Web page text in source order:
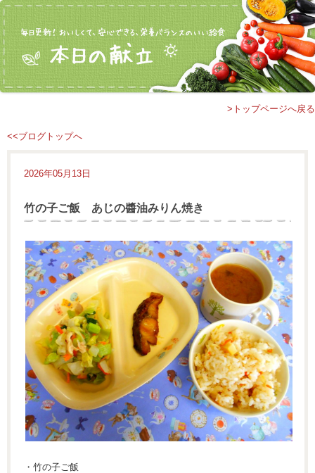
>トップページへ戻る
<<ブログトップへ
2026年05月13日
竹の子ご飯 あじの醬油みりん焼き
・竹の子ご飯